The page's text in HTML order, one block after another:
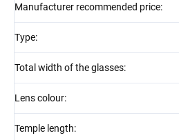
Manufacturer recommended price:
Type:
Total width of the glasses:
Lens colour:
Temple length: